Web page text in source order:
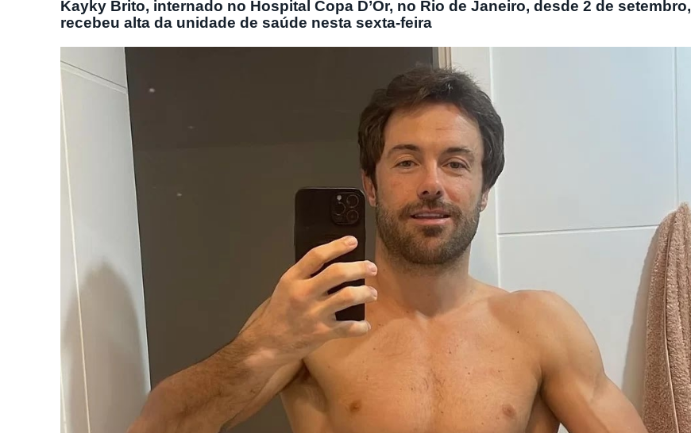
Kayky Brito, internado no Hospital Copa D’Or, no Rio de Janeiro, desde 2 de setembro,
recebeu alta da unidade de saúde nesta sexta-feira